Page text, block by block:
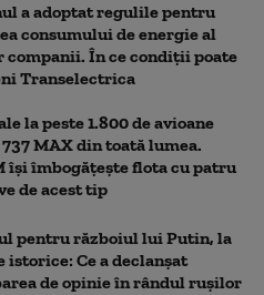
a adoptat regulile pentru
consumului de energie al
companii. În ce condiții poate
Transelectrica
la peste 1.800 de avioane
MAX din toată lumea.
își îmbogățește flota cu patru
de acest tip
pentru războiul lui Putin, la
istorice: Ce a declanșat
de opinie în rândul rușilor